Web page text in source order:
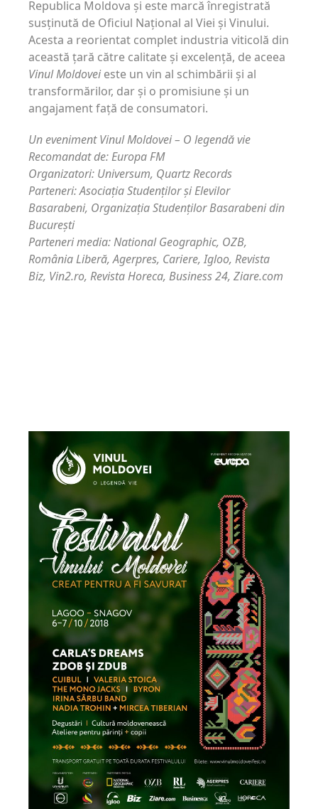
Republica Moldova și este marcă înregistrată
susținută de Oficiul Național al Viei și Vinului.
Acesta a reorientat complet industria viticolă din
această țară către calitate și excelență, de aceea
Vinul Moldoveieste un vin al schimbării și al
transformărilor, dar și o promisiune și un
angajament față de consumatori.
Un eveniment Vinul Moldovei – O legendă vie
Recomandat de: Europa FM
Organizatori: Universum, Quartz Records
Parteneri: Asociația Studenților și Elevilor
Basarabeni, Organizația Studenților Basarabeni din
București
Parteneri media: National Geographic, OZB,
România Liberă, Agerpres, Cariere, Igloo, Revista
Biz, Vin2.ro, Revista Horeca, Business 24, Ziare.com